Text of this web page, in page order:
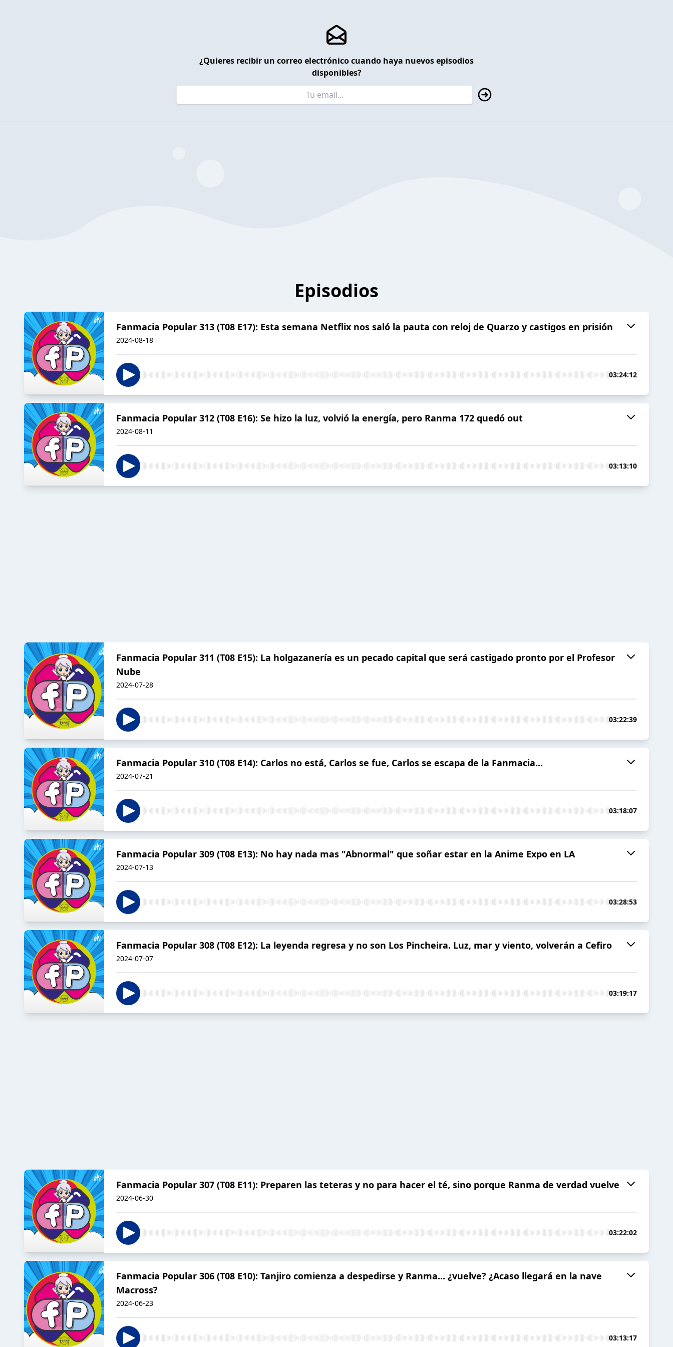
¿Quieres recibir un correo electrónico cuando haya nuevos episodios
disponibles?
Episodios
Fanmacia Popular 313 (T08 E17): Esta semana Netflix nos saló la pauta con reloj de Quarzo y castigos en prisión
2024-08-18
03:24:12
Fanmacia Popular 312 (T08 E16): Se hizo la luz, volvió la energía, pero Ranma 172 quedó out
2024-08-11
03:13:10
Fanmacia Popular 311 (T08 E15): La holgazanería es un pecado capital que será castigado pronto por el Profesor
Nube
2024-07-28
03:22:39
Fanmacia Popular 310 (T08 E14): Carlos no está, Carlos se fue, Carlos se escapa de la Fanmacia...
2024-07-21
03:18:07
Fanmacia Popular 309 (T08 E13): No hay nada mas "Abnormal" que soñar estar en la Anime Expo en LA
2024-07-13
03:28:53
Fanmacia Popular 308 (T08 E12): La leyenda regresa y no son Los Pincheira. Luz, mar y viento, volverán a Cefiro
2024-07-07
03:19:17
Fanmacia Popular 307 (T08 E11): Preparen las teteras y no para hacer el té, sino porque Ranma de verdad vuelve
2024-06-30
03:22:02
Fanmacia Popular 306 (T08 E10): Tanjiro comienza a despedirse y Ranma... ¿vuelve? ¿Acaso llegará en la nave
Macross?
2024-06-23
03:13:17